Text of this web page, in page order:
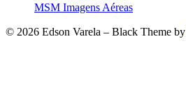
MSM Imagens Aéreas
© 2026 Edson Varela – Black Theme by